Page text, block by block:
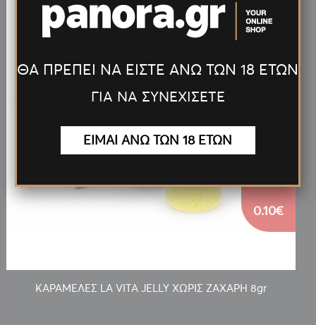
ΚΑΡΑΜΕΛΕΣ LA VITA JELLY ΧΩΡΙΣ ΖΑΧΑΡΗ 8gr
0.10€
ΘΑ ΠΡΕΠΕΙ ΝΑ ΕΙΣΤΕ ΑΝΩ ΤΩΝ 18 ΕΤΩΝ
ΓΙΑ ΝΑ ΣΥΝΕΧΙΣΕΤΕ
ΕΙΜΑΙ ΑΝΩ ΤΩΝ 18 ΕΤΩΝ